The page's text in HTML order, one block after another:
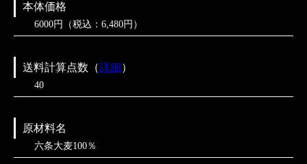
本体価格
6000円（税込：6,480円）
送料計算点数（詳細）
40
原材料名
六条大麦100％